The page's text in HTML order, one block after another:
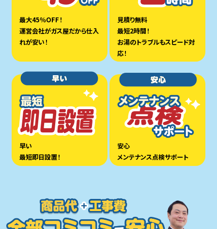
最大45％OFF！
運営会社がガス屋だから仕入
れが安い！
見積り無料
最短2時間！
お湯のトラブルもスピード対
応！
早い
最短即日設置！
安心
メンテナンス点検サポート